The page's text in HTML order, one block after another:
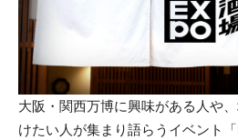
大阪・関西万博に興味がある人や
けたい人が集まり語らうイベント